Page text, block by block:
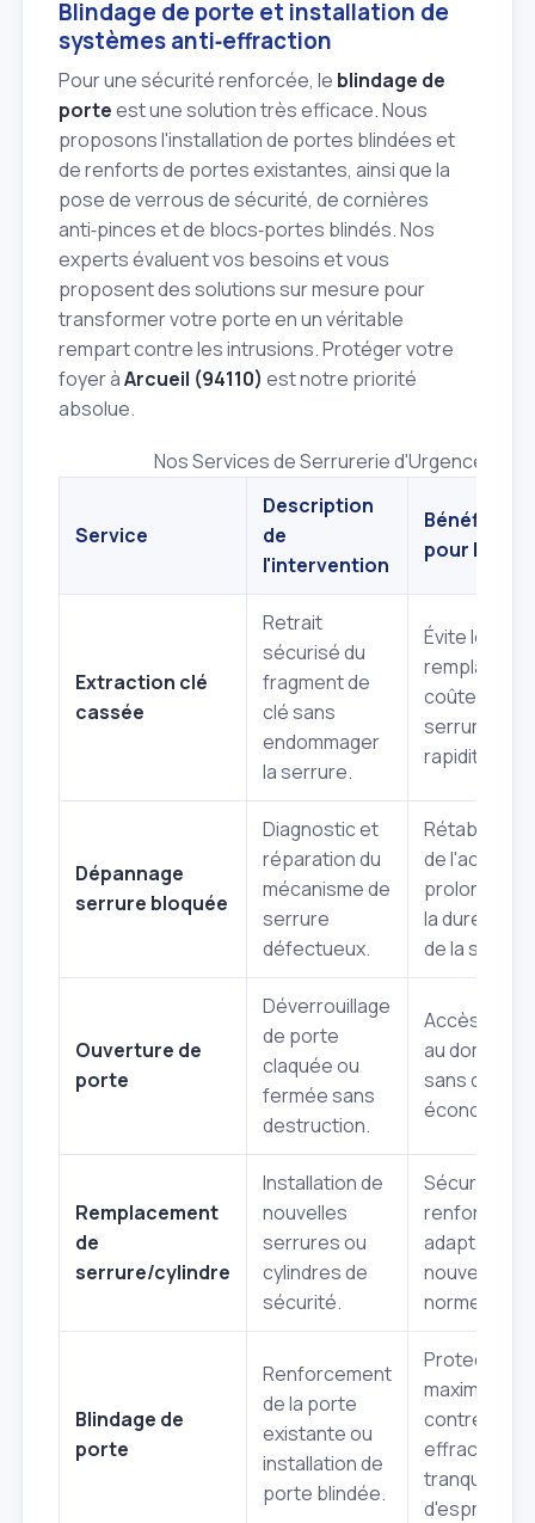
Blindage de porte et installation de
systèmes anti‑effraction
Pour une sécurité renforcée, le blindage de
porteest une solution très efficace. Nous
proposons l'installation de portes blindées et
de renforts de portes existantes, ainsi que la
pose de verrous de sécurité, de cornières
anti‑pinces et de blocs‑portes blindés. Nos
experts évaluent vos besoins et vous
proposent des solutions sur mesure pour
transformer votre porte en un véritable
rempart contre les intrusions. Protéger votre
foyer àArcueil (94110) est notre priorité
absolue.
Nos Services de Serrurerie d'Urgence
Service
Description
de
l'intervention
Bénéfices
pour le
Extraction clé
cassée
Retrait
sécurisé du
fragment de
clé sans
endommager
la serrure.
Évite le
coûteux de
serrure,
rapidité.
Dépannage
serrure bloquée
Diagnostic et
réparation du
mécanisme de
serrure
défectueux.
de l'accès,
la durée de
de la
Ouverture de
porte
Déverrouillage
de porte
claquée ou
fermée sans
destruction.
Accès
au domicile
sans
économie.
Remplacement
de
serrure/cylindre
Installation de
nouvelles
serrures ou
cylindres de
sécurité.
Sécurité
renforcée,
adaptabilité
nouvelles
normes.
Blindage de
porte
Renforcement
de la porte
existante ou
installation de
porte blindée.
Protection
maximale
contre les
effractions,
tranquillité
d'esprit.